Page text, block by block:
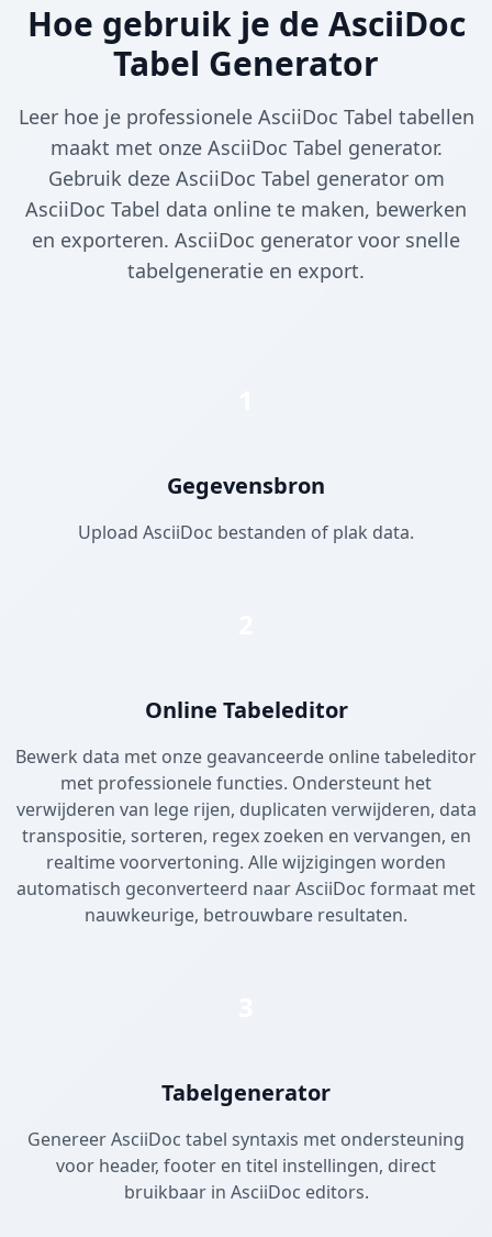
Hoe gebruik je de AsciiDoc
Tabel Generator
Leer hoe je professionele AsciiDoc Tabel tabellen
maakt met onze AsciiDoc Tabel generator.
Gebruik deze AsciiDoc Tabel generator om
AsciiDoc Tabel data online te maken, bewerken
en exporteren. AsciiDoc generator voor snelle
tabelgeneratie en export.
Gegevensbron
Upload AsciiDoc bestanden of plak data.
Online Tabeleditor
Bewerk data met onze geavanceerde online tabeleditor
met professionele functies. Ondersteunt het
verwijderen van lege rijen, duplicaten verwijderen, data
transpositie, sorteren, regex zoeken en vervangen, en
realtime voorvertoning. Alle wijzigingen worden
automatisch geconverteerd naar AsciiDoc formaat met
nauwkeurige, betrouwbare resultaten.
Tabelgenerator
Genereer AsciiDoc tabel syntaxis met ondersteuning
voor header, footer en titel instellingen, direct
bruikbaar in AsciiDoc editors.